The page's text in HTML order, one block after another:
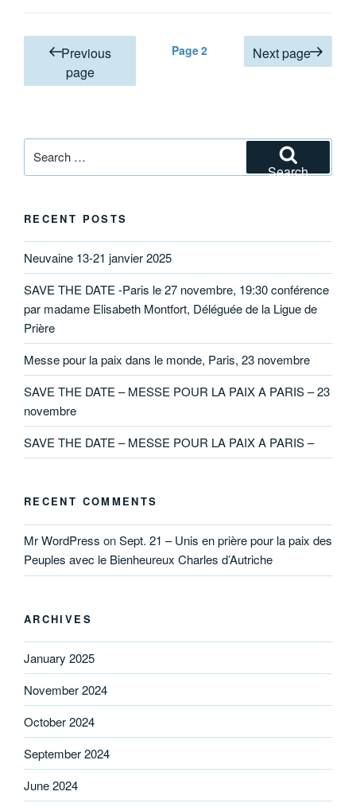
Posts
pagination
Previous
page
Page2 Next page
for:
Search
RECENT POSTS
Neuvaine 13-21 janvier 2025
SAVE THE DATE -Paris le 27 novembre, 19:30 conférence
par madame Elisabeth Montfort, Déléguée de la Ligue de
Prière
Messe pour la paix dans le monde, Paris, 23 novembre
SAVE THE DATE – MESSE POUR LA PAIX A PARIS – 23
novembre
SAVE THE DATE – MESSE POUR LA PAIX A PARIS –
RECENT COMMENTS
Mr WordPress onSept. 21 – Unis en prière pour la paix des
Peuples avec le Bienheureux Charles d’Autriche
ARCHIVES
January 2025
November 2024
October 2024
September 2024
June 2024